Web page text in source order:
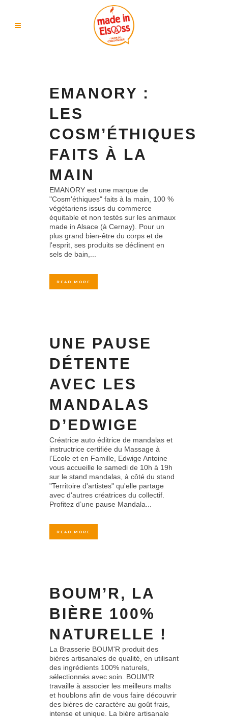
EMANORY :
LES
COSM’ÉTHIQUES
FAITS À LA
MAIN
EMANORY est une marque de
"Cosm'éthiques" faits à la main, 100 %
végétariens issus du commerce
équitable et non testés sur les animaux
made in Alsace (à Cernay). Pour un
plus grand bien-être du corps et de
l'esprit, ses produits se déclinent en
sels de bain,...
READ MORE
UNE PAUSE
DÉTENTE
AVEC LES
MANDALAS
D’EDWIGE
Créatrice auto éditrice de mandalas et
instructrice certifiée du Massage à
l’Ecole et en Famille, Edwige Antoine
vous accueille le samedi de 10h à 19h
sur le stand mandalas, à côté du stand
"Territoire d'artistes" qu'elle partage
avec d'autres créatrices du collectif.
Profitez d’une pause Mandala...
READ MORE
BOUM’R, LA
BIÈRE 100%
NATURELLE !
La Brasserie BOUM'R produit des
bières artisanales de qualité, en utilisant
des ingrédients 100% naturels,
sélectionnés avec soin. BOUM'R
travaille à associer les meilleurs malts
et houblons afin de vous faire découvrir
des bières de caractère au goût frais,
intense et unique. La bière artisanale